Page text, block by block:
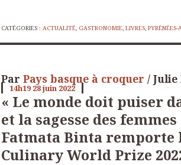
CATÉGORIES : ACTUALITÉ, GASTRONOMIE, LIVRES,
Par Pays basque à croquer /
14h19 28juin 2022
« Le monde doit puiser
et la sagesse des
Fatmata Binta remporte
Culinary World Prize